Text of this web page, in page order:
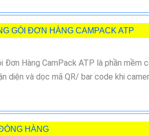
GÓI ĐƠN HÀNG CAMPACK ATP
Đơn Hàng CamPack ATP là phần mềm
diện và dọc mã QR/ bar code khi
HÀNG